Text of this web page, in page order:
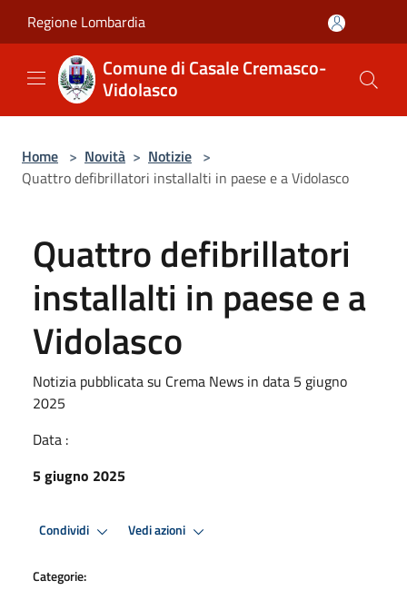
Regione Lombardia
Comune di Casale Cremasco-
Vidolasco
Home > Novità > Notizie >
Quattro defibrillatori installalti in paese e a Vidolasco
Quattro defibrillatori
installalti in paese e a
Vidolasco
Notizia pubblicata su Crema News in data 5 giugno
2025
Data :
5 giugno 2025
Condividi Vedi azioni
Categorie: